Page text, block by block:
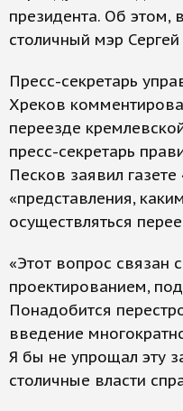
президента. Об этом,
столичный мэр
Пресс-секретарь
Хреков
переезде
пресс-секретарь
Песков заявил
«представления,
осуществляться
«Этот вопрос связан
проектированием,
Понадобится
введение
Я бы не упрощал эту
столичные власти